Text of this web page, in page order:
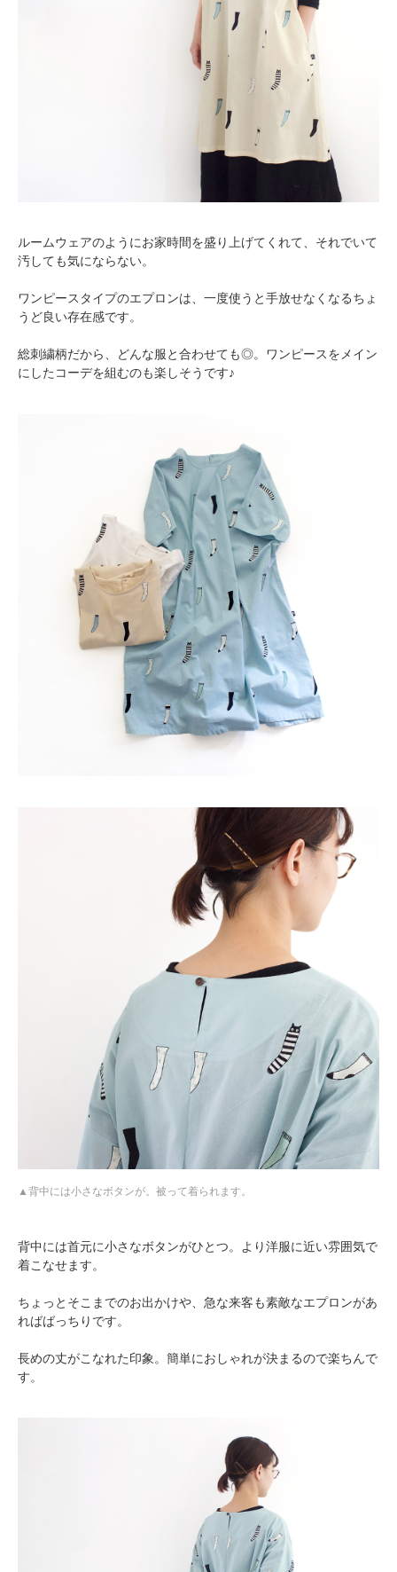
ルームウェアのようにお家時間を盛り上げてくれて、それでいて
汚しても気にならない。
ワンピースタイプのエプロンは、一度使うと手放せなくなるちょ
うど良い存在感です。
総刺繍柄だから、どんな服と合わせても◎。ワンピースをメイン
にしたコーデを組むのも楽しそうです♪
背中には小さなボタンが。被って着られます。
背中には首元に小さなボタンがひとつ。より洋服に近い雰囲気で
着こなせます。
ちょっとそこまでのお出かけや、急な来客も素敵なエプロンがあ
ればばっちりです。
長めの丈がこなれた印象。簡単におしゃれが決まるので楽ちんで
す。